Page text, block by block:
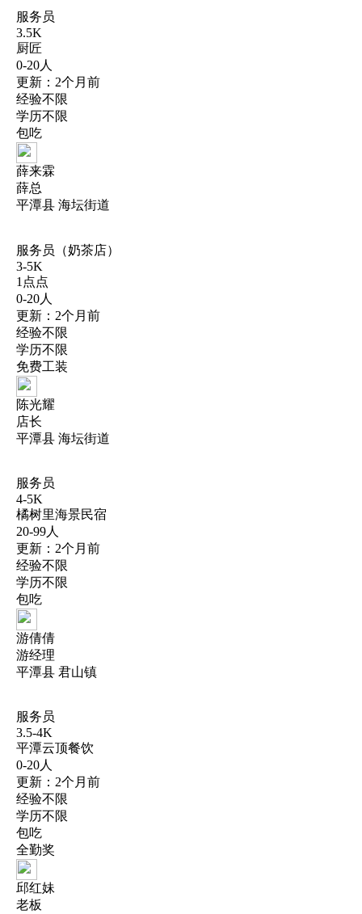
服务员
3.5K
厨匠
0-20人
更新：2个月前
经验不限
学历不限
包吃
薛来霖
薛总
平潭县 海坛街道
服务员（奶茶店）
3-5K
1点点
0-20人
更新：2个月前
经验不限
学历不限
免费工装
陈光耀
店长
平潭县 海坛街道
服务员
4-5K
橘树里海景民宿
20-99人
更新：2个月前
经验不限
学历不限
包吃
游倩倩
游经理
平潭县 君山镇
服务员
3.5-4K
平潭云顶餐饮
0-20人
更新：2个月前
经验不限
学历不限
包吃
全勤奖
邱红妹
老板